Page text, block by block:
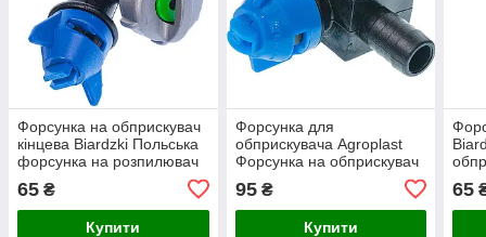
Форсунка на обприскувач
кінцева Biardzki Польська
форсунка на розпилювач
обприскувача
65 ₴
Купити
Форсунка для
обприскувача Agroplast
Форсунка на обприскувач
обприскувач
95₴
Купити
65